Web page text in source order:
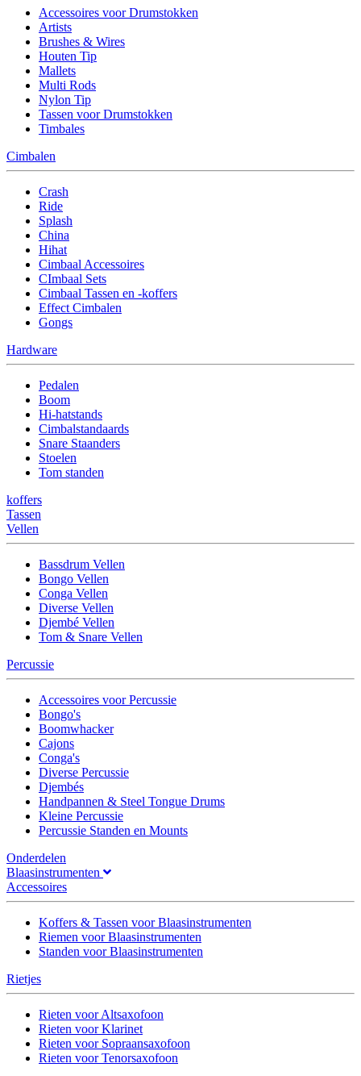
Accessoires voor Drumstokken
Artists
Brushes & Wires
Houten Tip
Mallets
Multi Rods
Nylon Tip
Tassen voor Drumstokken
Timbales
Cimbalen
Crash
Ride
Splash
China
Hihat
Cimbaal Accessoires
CImbaal Sets
Cimbaal Tassen en -koffers
Effect Cimbalen
Gongs
Hardware
Pedalen
Boom
Hi-hatstands
Cimbalstandaards
Snare Staanders
Stoelen
Tom standen
koffers
Tassen
Vellen
Bassdrum Vellen
Bongo Vellen
Conga Vellen
Diverse Vellen
Djembé Vellen
Tom & Snare Vellen
Percussie
Accessoires voor Percussie
Bongo's
Boomwhacker
Cajons
Conga's
Diverse Percussie
Djembés
Handpannen & Steel Tongue Drums
Kleine Percussie
Percussie Standen en Mounts
Onderdelen
Blaasinstrumenten
Accessoires
Koffers & Tassen voor Blaasinstrumenten
Riemen voor Blaasinstrumenten
Standen voor Blaasinstrumenten
Rietjes
Rieten voor Altsaxofoon
Rieten voor Klarinet
Rieten voor Sopraansaxofoon
Rieten voor Tenorsaxofoon